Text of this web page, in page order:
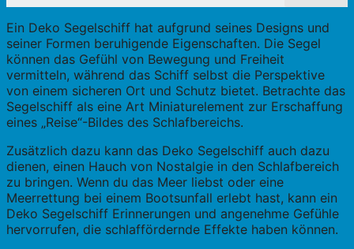
Ein Deko Segelschiff hat aufgrund seines Designs und
seiner Formen beruhigende Eigenschaften. Die Segel
können das Gefühl von Bewegung und Freiheit
vermitteln, während das Schiff selbst die Perspektive
von einem sicheren Ort und Schutz bietet. Betrachte das
Segelschiff als eine Art Miniaturelement zur Erschaffung
eines „Reise“-Bildes des Schlafbereichs.
Zusätzlich dazu kann das Deko Segelschiff auch dazu
dienen, einen Hauch von Nostalgie in den Schlafbereich
zu bringen. Wenn du das Meer liebst oder eine
Meerrettung bei einem Bootsunfall erlebt hast, kann ein
Deko Segelschiff Erinnerungen und angenehme Gefühle
hervorrufen, die schlaffördernde Effekte haben können.